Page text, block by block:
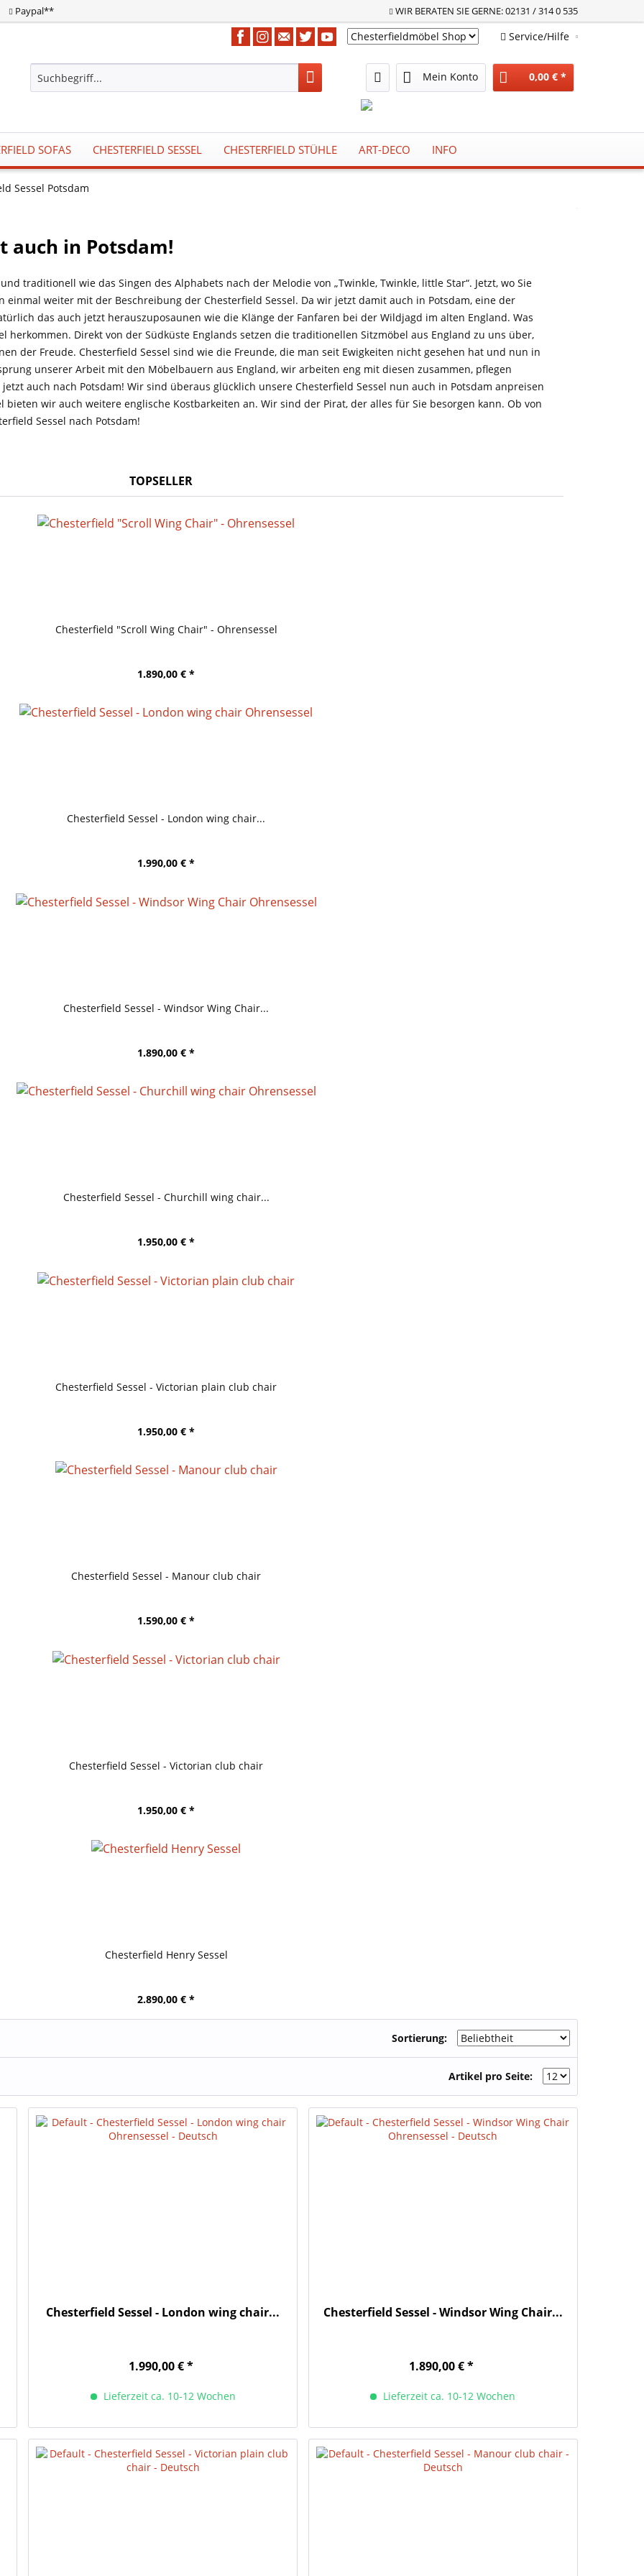
Paypal** WIR BERATEN SIE GERNE: 02131 / 314 0 535
Chesterfieldmöbel Shop Service/Hilfe
Mein Konto 0,00 € *
SOFAS CHESTERFIELD SESSEL CHESTERFIELD STÜHLE ART-DECO INFO
Sessel Potsdam
auch in Potsdam!
traditionell wie das Singen des Alphabets nach der Melodie von „Twinkle, Twinkle, little Star“. Jetzt, wo Sie
weiter mit der Beschreibung der Chesterfield Sessel. Da wir jetzt damit auch in Potsdam, eine der
das auch jetzt herauszuposaunen wie die Klänge der Fanfaren bei der Wildjagd im alten England. Was
herkommen. Direkt von der Südküste Englands setzen die traditionellen Sitzmöbel aus England zu uns über,
der Freude. Chesterfield Sessel sind wie die Freunde, die man seit Ewigkeiten nicht gesehen hat und nun in
unserer Arbeit mit den Möbelbauern aus England, wir arbeiten eng mit diesen zusammen, pflegen
auch nach Potsdam! Wir sind überaus glücklich unsere Chesterfield Sessel nun auch in Potsdam anpreisen
bieten wir auch weitere englische Kostbarkeiten an. Wir sind der Pirat, der alles für Sie besorgen kann. Ob von
Sessel nach Potsdam!
TOPSELLER
Chesterfield "Scroll Wing Chair" - Ohrensessel
1.890,00 € *
Chesterfield Sessel - London wing chair...
1.990,00 € *
Chesterfield Sessel - Windsor Wing Chair...
1.890,00 € *
Chesterfield Sessel - Churchill wing chair...
1.950,00 € *
Chesterfield Sessel - Victorian plain club chair
1.950,00 € *
Chesterfield Sessel - Manour club chair
1.590,00 € *
Chesterfield Sessel - Victorian club chair
1.950,00 € *
Chesterfield Henry Sessel
2.890,00 € *
Sortierung:
Artikel pro Seite:
Chesterfield Sessel - London wing chair...
1.990,00 € *
Lieferzeit ca. 10-12 Wochen
Chesterfield Sessel - Windsor Wing Chair...
1.890,00 € *
Lieferzeit ca. 10-12 Wochen